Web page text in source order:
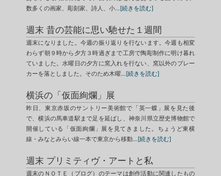
数多くの画家、彫刻家、詩人、小…[続きを読む]
週末 昔の芸能に思い馳せた１週間
週末になりました。今週の振り返りを行ないます。今週も相変
わらず朝９時から夕方３時過ぎまで工房で陶彫制作に明け暮れ
ていました。水曜日の夕方に窯入れを行ない、窯以外のブレー
カーを落としました。そのため木曜…[続きを読む]
横浜の「仮面絢爛」展
昨日、東京赤坂のサントリー美術館で「英一蝶」展を見た後
で、横浜の馬車道駅まで足を延ばし、神奈川県立歴史博物館で
開催している「仮面絢爛」展を見てきました。ちょうど東横
線・みなとみらい線一本で東京から移動…[続きを読む]
週末 プリミティヴ・アートと私
週末のＮＯＴＥ（ブログ）のテーマは創作活動に関連したもの